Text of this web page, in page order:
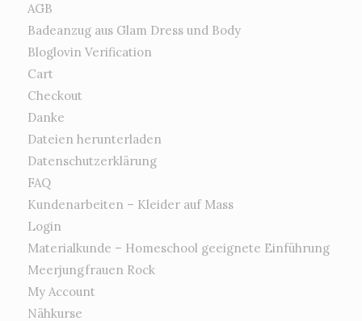
AGB
Badeanzug aus Glam Dress und Body
Bloglovin Verification
Cart
Checkout
Danke
Dateien herunterladen
Datenschutzerklärung
FAQ
Kundenarbeiten – Kleider auf Mass
Login
Materialkunde – Homeschool geeignete Einführung
Meerjungfrauen Rock
My Account
Nähkurse